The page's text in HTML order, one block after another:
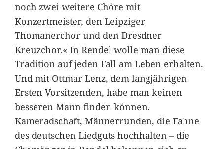
noch zwei weitere Chöre mit
Konzertmeister, den Leipziger
Thomanerchor und den Dresdner
Kreuzchor.« In Rendel wolle man diese
Tradition auf jeden Fall am Leben erhalten.
Und mit Ottmar Lenz, dem langjährigen
Ersten Vorsitzenden, habe man keinen
besseren Mann finden können.
Kameradschaft, Männerrunden, die Fahne
des deutschen Liedguts hochhalten – die